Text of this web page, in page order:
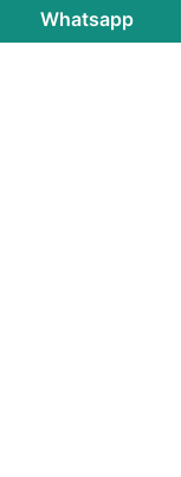
Whatsapp